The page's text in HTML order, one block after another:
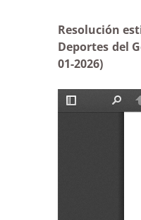
Resolución
Deportes del
01-2026)